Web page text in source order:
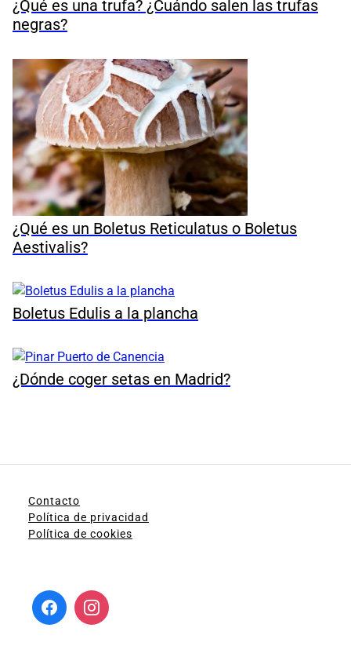
¿Qué es una trufa? ¿Cuándo salen las trufas
negras?
¿Qué es un Boletus Reticulatus o Boletus
Aestivalis?
Boletus Edulis a la plancha
¿Dónde coger setas en Madrid?
Contacto
Política de privacidad
Política de cookies